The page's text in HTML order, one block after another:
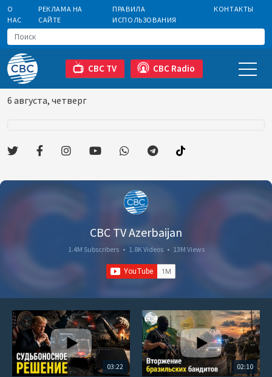
О
НАС
РЕКЛАМА НА
САЙТЕ
ПРАВИЛА
ИСПОЛЬЗОВАНИЯ
КОНТАКТЫ
CBC TV CBC Radio
6 августа, четверг
CBC TV Azerbaijan
1.4M Subscribers • 1.8K Videos • 13M Views
03:22 02:10